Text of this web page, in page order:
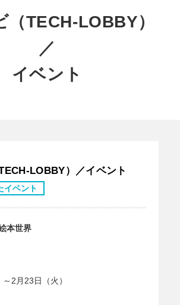
（TECH-LOBBY）
／
イベント
LOBBY）／イベント
イベント
本世界
2月23日（火）